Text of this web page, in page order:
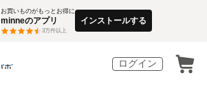
お買いものがもっとお得に
minneのアプリ
3万件以上
インストールする
ログイン